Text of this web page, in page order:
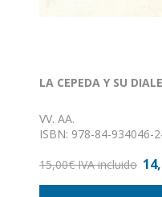
LA CEPEDA Y SU
VV. AA.
ISBN: 978-84-934046-
Nº de páginas: 184
15,00€ IVA incluido